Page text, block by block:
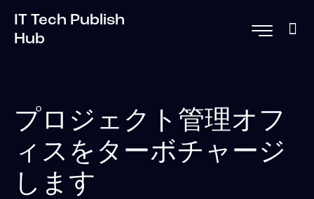
IT Tech Publish
Hub
プロジェクト管理オフ
ィスをターボチャージ
します